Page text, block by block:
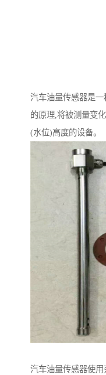
汽车油量传感器是
的原理,将被测量变
(水位)高度的设备。
汽车油量传感器使用